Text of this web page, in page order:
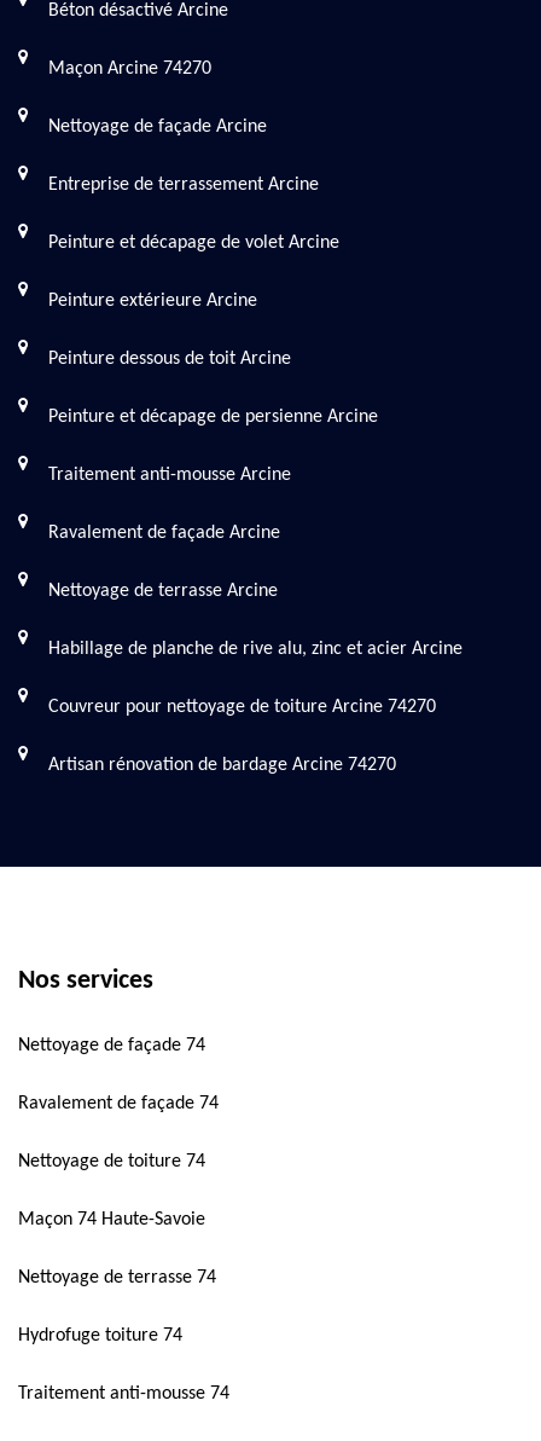
Béton désactivé Arcine
Maçon Arcine 74270
Nettoyage de façade Arcine
Entreprise de terrassement Arcine
Peinture et décapage de volet Arcine
Peinture extérieure Arcine
Peinture dessous de toit Arcine
Peinture et décapage de persienne Arcine
Traitement anti-mousse Arcine
Ravalement de façade Arcine
Nettoyage de terrasse Arcine
Habillage de planche de rive alu, zinc et acier Arcine
Couvreur pour nettoyage de toiture Arcine 74270
Artisan rénovation de bardage Arcine 74270
Nos services
Nettoyage de façade 74
Ravalement de façade 74
Nettoyage de toiture 74
Maçon 74 Haute-Savoie
Nettoyage de terrasse 74
Hydrofuge toiture 74
Traitement anti-mousse 74